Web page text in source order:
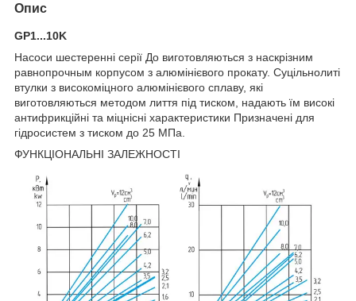
Опис
GP1...10K
Насоси шестеренні серії До виготовляються з наскрізним
равнопрочным корпусом з алюмінієвого прокату. Суцільнолиті
втулки з високоміцного алюмінієвого сплаву, які
виготовляються методом лиття під тиском, надають їм високі
антифрикційні та міцнісні характеристики Призначені для
гідросистем з тиском до 25 МПа.
ФУНКЦІОНАЛЬНІ ЗАЛЕЖНОСТІ